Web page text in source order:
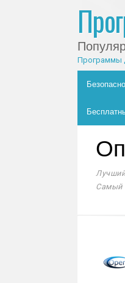
Программы
Skip to
Самый